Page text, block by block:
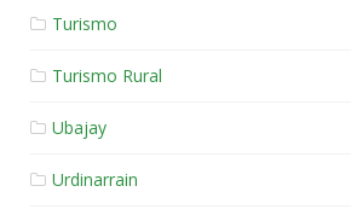
Turismo
Turismo Rural
Ubajay
Urdinarrain